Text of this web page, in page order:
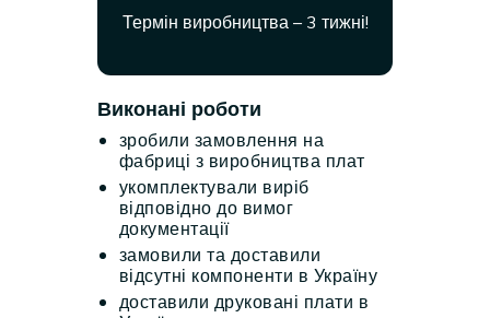
Термін виробництва – 3 тижні!
Виконані роботи
зробили замовлення на
фабриці з виробництва плат
укомплектували виріб
відповідно до вимог
документації
замовили та доставили
відсутні компоненти в Україну
доставили друковані плати в